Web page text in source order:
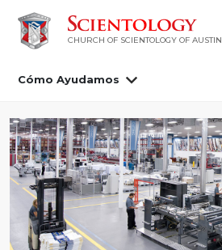
CHURCH OF SCIENTOLOGY OF AUSTIN
Cómo Ayudamos